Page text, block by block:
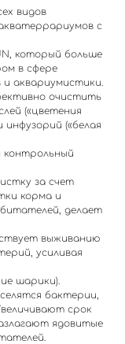
видов
с
который больше
в сфере
и аквариумистики.
очистить
(«цветения
(«белая
за счет
корма и
делает
выживанию
усиливая
шарики).
бактерии,
срок
ядовитые